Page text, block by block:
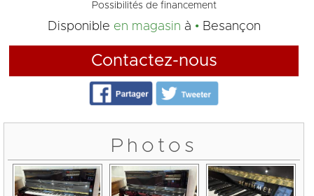
Possibilités de financement
Disponible en magasin à Besançon
Contactez-nous
Photos